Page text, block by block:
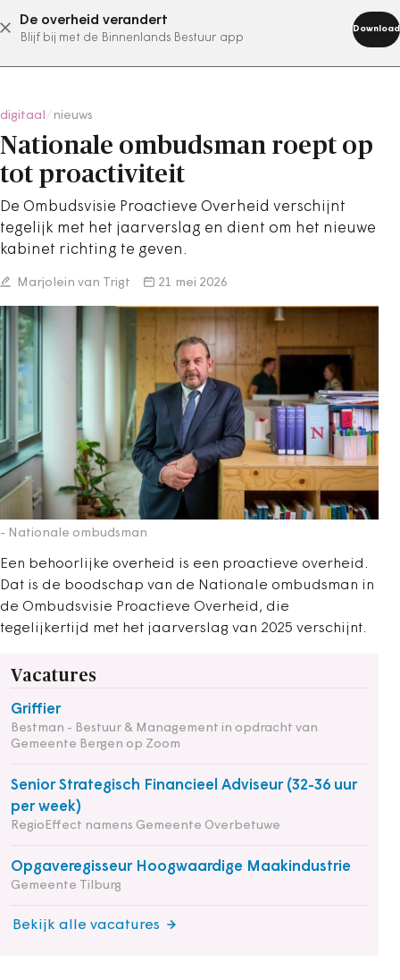
De overheid verandert
Blijf bij met de Binnenlands Bestuur app
Download
abonneer nu
digitaal nieuws
Nationale ombudsman roept op
tot proactiviteit
De Ombudsvisie Proactieve Overheid verschijnt
tegelijk met het jaarverslag en dient om het nieuwe
kabinet richting te geven.
Marjolein van Trigt 21 mei 2026
- Nationale ombudsman
Een behoorlijke overheid is een proactieve overheid.
Dat is de boodschap van de Nationale ombudsman in
de Ombudsvisie Proactieve Overheid, die
tegelijkertijd met het jaarverslag van 2025 verschijnt.
Vacatures
Griffier
Bestman - Bestuur & Management in opdracht van
Gemeente Bergen op Zoom
Senior Strategisch Financieel Adviseur (32-36 uur
per week)
RegioEffect namens Gemeente Overbetuwe
Opgaveregisseur Hoogwaardige Maakindustrie
Gemeente Tilburg
Bekijk alle vacatures